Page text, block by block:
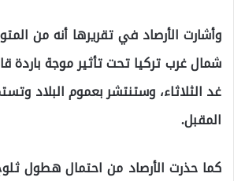
وأشارت الأرصاد في تقريرها أنه من
شمال غرب تركيا تحت تأثير موجة باردة
غد الثلاثاء، وستنتشر بعموم البلاد
المقبل.
كما حذرت الأرصاد من احتمال هطول